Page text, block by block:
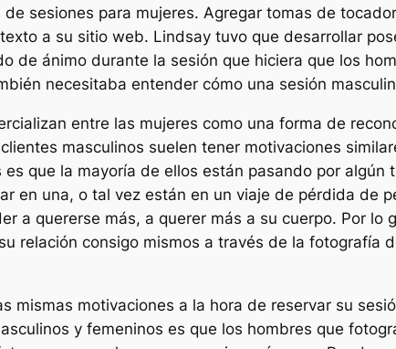
sesiones para mujeres. Agregar tomas de
a su sitio web. Lindsay tuvo que desarrollar
de ánimo durante la sesión que hiciera que los
necesitaba entender cómo una sesión
entre las mujeres como una forma de
masculinos suelen tener motivaciones
que la mayoría de ellos están pasando por
en una, o tal vez están en un viaje de pérdida de
a quererse más, a querer más a su cuerpo. Por
relación consigo mismos a través de la fotografía
mismas motivaciones a la hora de reservar su
y femeninos es que los hombres que